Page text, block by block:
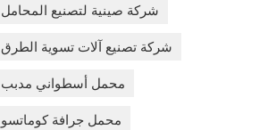
شركة صينية لتصنيع المحامل 235-25-11540
شركة تصنيع آلات تسوية الطرق 235-25-11540
محمل أسطواني مدبب 235-25-11540
محمل جرافة كوماتسو 235-25-11540